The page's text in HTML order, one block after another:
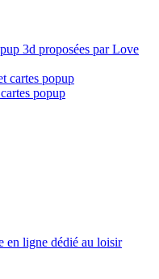
3d proposées par Love
cartes popup
popup
en ligne dédié au loisir